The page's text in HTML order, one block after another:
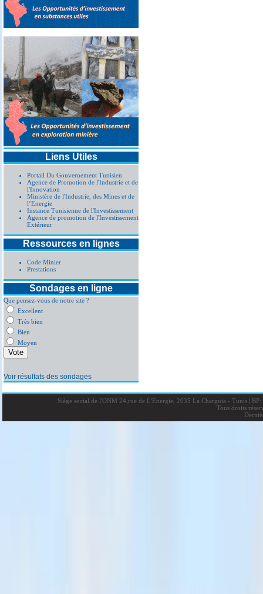
Liens Utiles
Portail Du Gouvernement Tunisien
Agence de Promotion de l'Industrie et de
l'Innovation
Ministère de l'Industrie, des Mines et de
l’Energie
Instance Tunisienne de l'Investissement
Agence de promotion de l'Investissement
Extérieur
Ressources en lignes
Code Minier
Prestations
Sondages en ligne
Que pensez-vous de notre site ?
Excellent
Très bien
Bien
Moyen
Voir résultats des sondages
Siège social de l'ONM 24,rue de L'Energie, 2035 La Charguia - Tunis |BP:
Tous droits